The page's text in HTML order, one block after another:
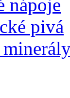
nápoje
pivá